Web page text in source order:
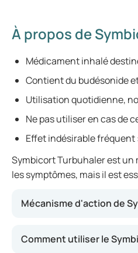
À propos de
Médicament inhalé
Contient du budésonide
Utilisation quotidienne,
Ne pas utiliser en cas de
Effet indésirable
Symbicort Turbuhaler est un
les symptômes, mais il est
Mécanisme d'action de
Comment utiliser le